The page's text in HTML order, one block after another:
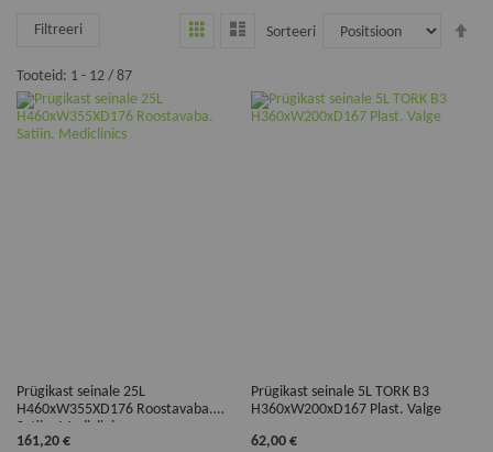
Prügikast seinale 25L
H460xW355XD176 Roostavaba.
Satiin. Mediclinics
161,20 €
Prügikast seinale 5L TORK B3
H360xW200xD167 Plast. Valge
62,00 €
Filtreeri
Tooteid: 1 - 12 / 87
Sorteeri